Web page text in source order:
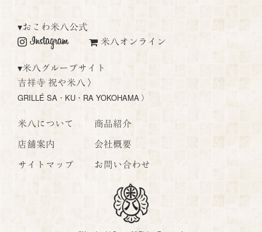
▾おこわ米八公式
米八オンライン
▾米八グループサイト
吉祥寺 祝や米八 〉
GRILLÉ SA・KU・RA YOKOHAMA 〉
米八について
商品紹介
店舗案内
会社概要
サイトマップ
お問い合わせ